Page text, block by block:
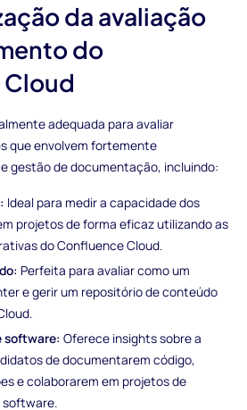
da avaliação
do
adequada para avaliar
que envolvem fortemente
gestão de documentação, incluindo:
Ideal para medir a capacidade dos
projetos de forma eficaz utilizando as
do Confluence Cloud.
Perfeita para avaliar como um
e gerir um repositório de conteúdo
software: Oferece insights sobre a
de documentarem código,
e colaborarem em projetos de
software.